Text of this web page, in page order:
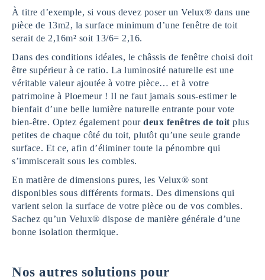
À titre d’exemple, si vous devez poser un Velux® dans une
pièce de 13m2, la surface minimum d’une fenêtre de toit
serait de 2,16m² soit 13/6= 2,16.
Dans des conditions idéales, le châssis de fenêtre choisi doit
être supérieur à ce ratio. La luminosité naturelle est une
véritable valeur ajoutée à votre pièce… et à votre
patrimoine à Ploemeur ! Il ne faut jamais sous-estimer le
bienfait d’une belle lumière naturelle entrante pour vote
bien-être. Optez également pour deux fenêtres de toitplus
petites de chaque côté du toit, plutôt qu’une seule grande
surface. Et ce, afin d’éliminer toute la pénombre qui
s’immiscerait sous les combles.
En matière de dimensions pures, les Velux® sont
disponibles sous différents formats. Des dimensions qui
varient selon la surface de votre pièce ou de vos combles.
Sachez qu’un Velux® dispose de manière générale d’une
bonne isolation thermique.
Nos autres solutions pour